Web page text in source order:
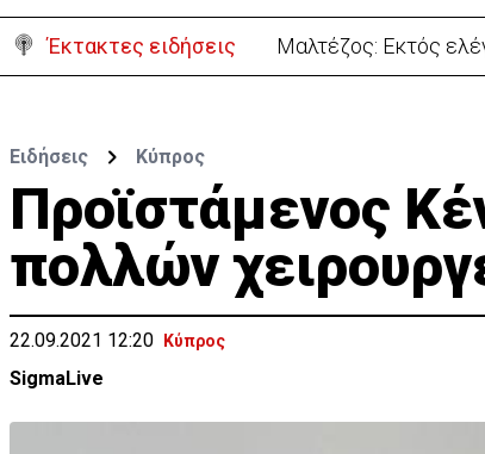
Έκτακτες ειδήσεις Χειροπέδες σε
Ειδήσεις Κύπρος
Προϊστάμενος
πολλών
22.09.2021 12:20 Κύπρος
SigmaLive